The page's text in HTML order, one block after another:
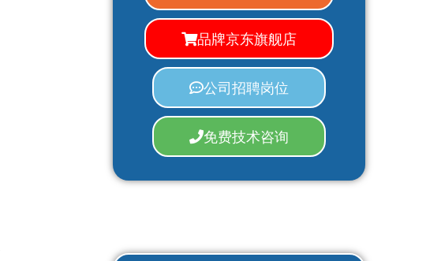
品牌京东旗舰店
公司招聘岗位
免费技术咨询